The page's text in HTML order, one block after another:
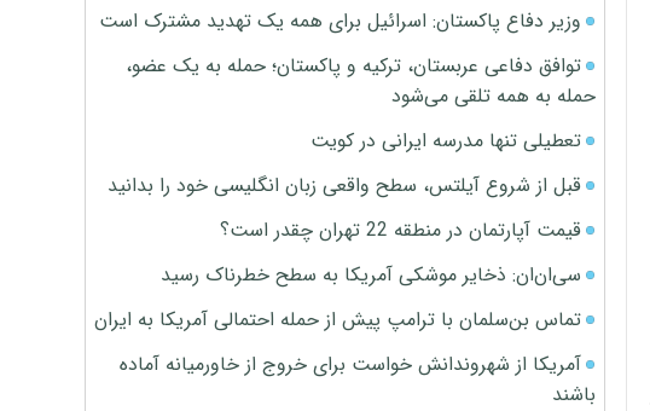
وزیر دفاع پاکستان: اسرائیل برای همه یک تهدید مشترک است
توافق دفاعی عربستان، ترکیه و پاکستان؛ حمله به یک عضو،
حمله به همه تلقی می‌شود
تعطیلی تنها مدرسه ایرانی در کویت
قبل از شروع آیلتس، سطح واقعی زبان انگلیسی خود را بدانید
قیمت آپارتمان در منطقه 22 تهران چقدر است؟
سی‌ان‌ان: ذخایر موشکی آمریکا به سطح خطرناک رسید
تماس بن‌سلمان با ترامپ پیش از حمله احتمالی آمریکا به ایران
آمریکا از شهروندانش خواست برای خروج از خاورمیانه آماده
باشند